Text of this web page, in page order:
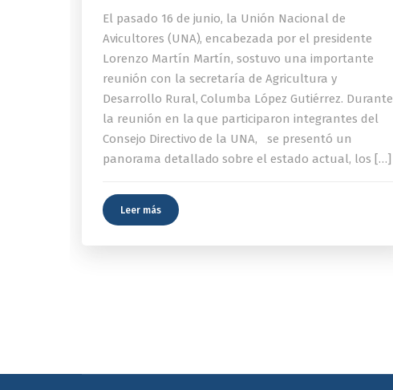
El pasado 16 de junio, la Unión Nacional de
Avicultores (UNA), encabezada por el presidente
Lorenzo Martín Martín, sostuvo una importante
reunión con la secretaría de Agricultura y
Desarrollo Rural, Columba López Gutiérrez. Durante
la reunión en la que participaron integrantes del
Consejo Directivo de la UNA, se presentó un
panorama detallado sobre el estado actual, los […]
Leer más